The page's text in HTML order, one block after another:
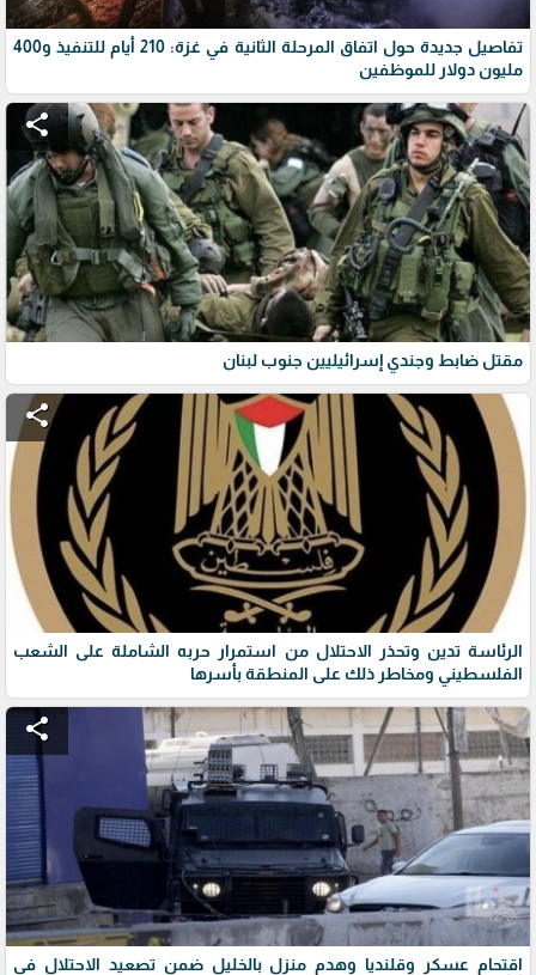
تفاصيل جديدة حول اتفاق المرحلة الثانية في غزة: 210 أيام للتنفيذ و400
مليون دولار للموظفين
share
مقتل ضابط وجندي إسرائيليين جنوب لبنان
share
الرئاسة تدين وتحذر الاحتلال من استمرار حربه الشاملة على الشعب
الفلسطيني ومخاطر ذلك على المنطقة بأسرها
share
اقتحام عسكر وقلنديا وهدم منزل بالخليل ضمن تصعيد الاحتلال في